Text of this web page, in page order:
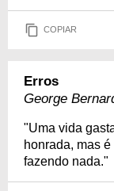
COPIAR
Erros
George
"Uma vida
honrada, mas
fazendo nada."